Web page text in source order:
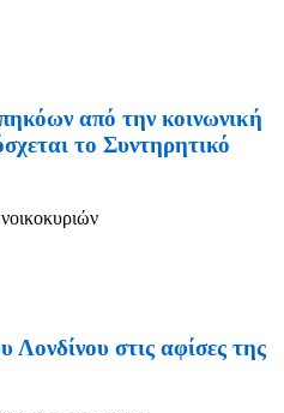
από την κοινωνική
το Συντηρητικό
στις αφίσες της